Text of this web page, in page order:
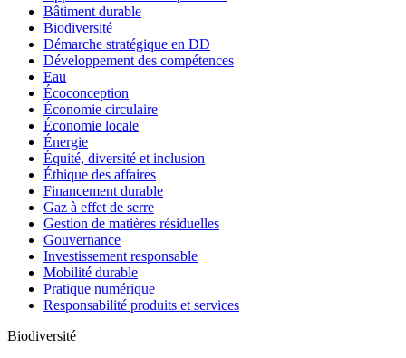
Bâtiment durable
Biodiversité
Démarche stratégique en DD
Développement des compétences
Eau
Écoconception
Économie circulaire
Économie locale
Énergie
Équité, diversité et inclusion
Éthique des affaires
Financement durable
Gaz à effet de serre
Gestion de matières résiduelles
Gouvernance
Investissement responsable
Mobilité durable
Pratique numérique
Responsabilité produits et services
Biodiversité